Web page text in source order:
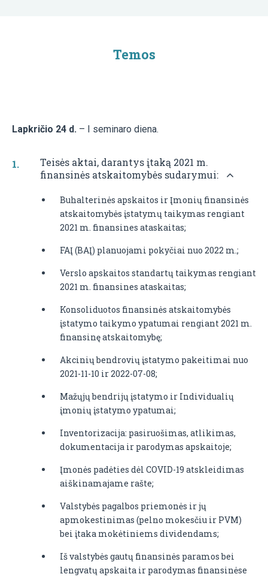
Temos
Lapkričio 24 d. – I seminaro diena.
Teisės aktai, darantys įtaką 2021 m.
finansinės atskaitomybės sudarymui:
Buhalterinės apskaitos ir Įmonių finansinės
atskaitomybės įstatymų taikymas rengiant
2021 m. finansines ataskaitas;
FAĮ (BAĮ) planuojami pokyčiai nuo 2022 m.;
Verslo apskaitos standartų taikymas rengiant
2021 m. finansines ataskaitas;
Konsoliduotos finansinės atskaitomybės
įstatymo taikymo ypatumai rengiant 2021 m.
finansinę atskaitomybę;
Akcinių bendrovių įstatymo pakeitimai nuo
2021-11-10 ir 2022-07-08;
Mažųjų bendrijų įstatymo ir Individualių
įmonių įstatymo ypatumai;
Inventorizacija: pasiruošimas, atlikimas,
dokumentacija ir parodymas apskaitoje;
Įmonės padėties dėl COVID-19 atskleidimas
aiškinamajame rašte;
Valstybės pagalbos priemonės ir jų
apmokestinimas (pelno mokesčiu ir PVM)
bei įtaka mokėtiniems dividendams;
Iš valstybės gautų finansinės paramos bei
lengvatų apskaita ir parodymas finansinėse